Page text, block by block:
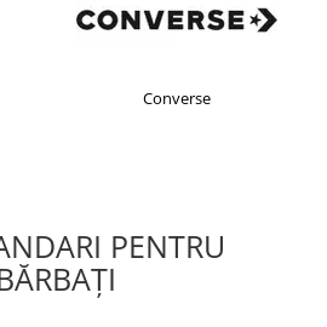
Converse
PENTRU